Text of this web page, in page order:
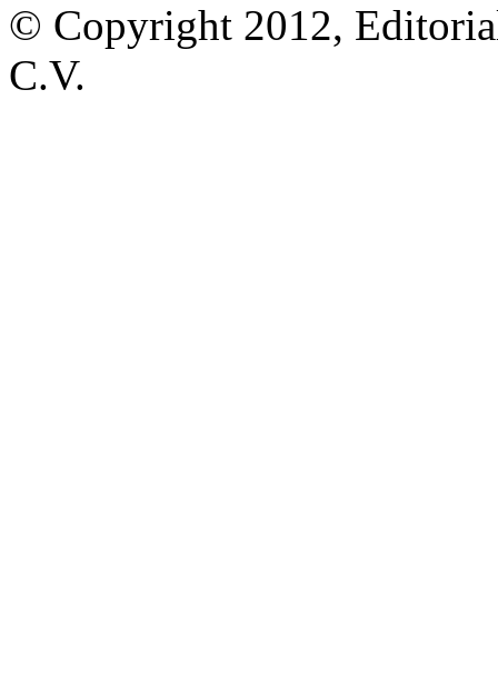
© Copyright 2012,
C.V.